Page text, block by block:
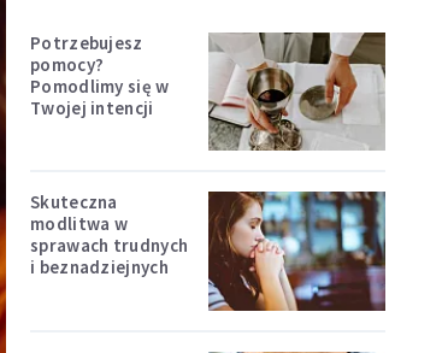
Potrzebujesz
pomocy?
Pomodlimy się w
Twojej intencji
Skuteczna
modlitwa w
sprawach trudnych
i beznadziejnych